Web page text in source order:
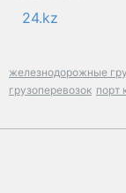
24.kz
железнодорожные
грузоперевозок порт